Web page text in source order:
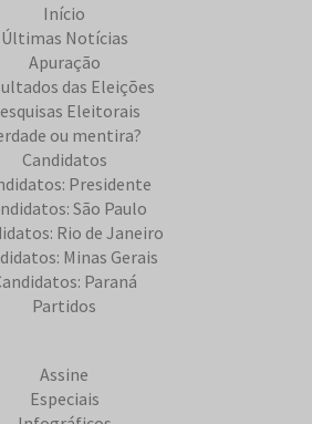
Início
Últimas Notícias
Apuração
das Eleições
Eleitorais
ou mentira?
Candidatos
Presidente
São Paulo
Rio de Janeiro
Minas Gerais
Paraná
Partidos
Assine
Especiais